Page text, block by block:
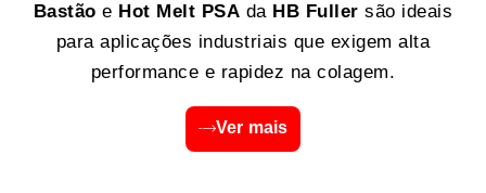
Bastão e Hot Melt PSA da HB Fuller são ideais
para aplicações industriais que exigem alta
performance e rapidez na colagem.
Ver mais